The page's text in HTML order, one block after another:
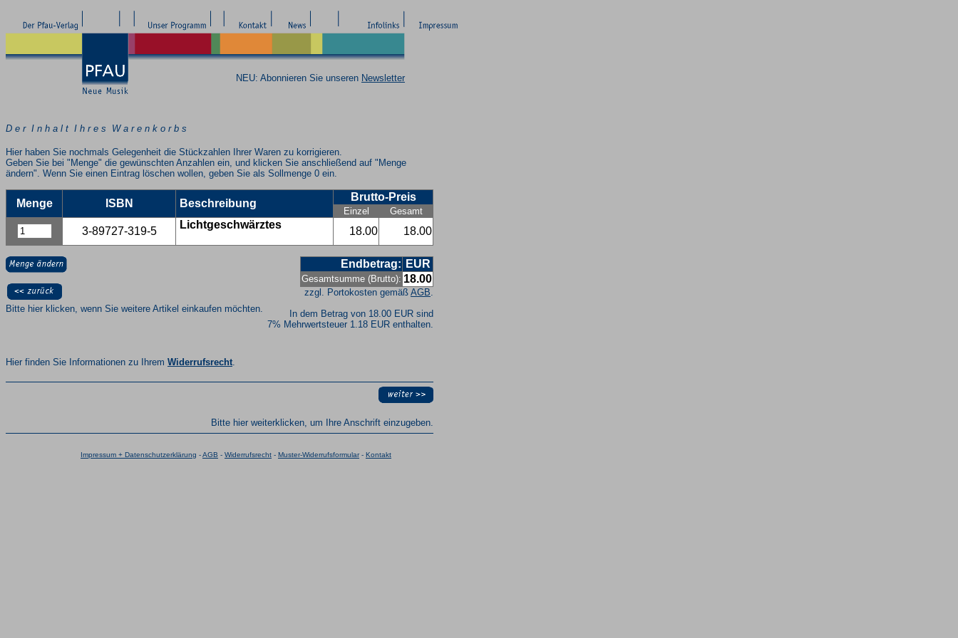
NEU: Abonnieren Sie unseren Newsletter
D e r I n h a l t I h r e s W a r e n k o r b s
Hier haben Sie nochmals Gelegenheit die Stückzahlen Ihrer Waren zu korrigieren.
Geben Sie bei "Menge" die gewünschten Anzahlen ein, und klicken Sie anschließend auf "Menge
ändern". Wenn Sie einen Eintrag löschen wollen, geben Sie als Sollmenge 0 ein.
Menge ISBN Beschreibung
Brutto-Preis
Einzel Gesamt
3-89727-319-5
Lichtgeschwärztes
18.00 18.00
Endbetrag: EUR
Gesamtsumme (Brutto): 18.00
zzgl. Portokosten gemäß AGB.
In dem Betrag von 18.00 EUR sind
7% Mehrwertsteuer 1.18 EUR enthalten.
Bitte hier klicken, wenn Sie weitere Artikel einkaufen möchten.
Hier finden Sie Informationen zu Ihrem Widerrufsrecht.
Bitte hier weiterklicken, um Ihre Anschrift einzugeben.
Impressum + Datenschutzerklärung -AGB - Widerrufsrecht - Muster-Widerrufsformular- Kontakt